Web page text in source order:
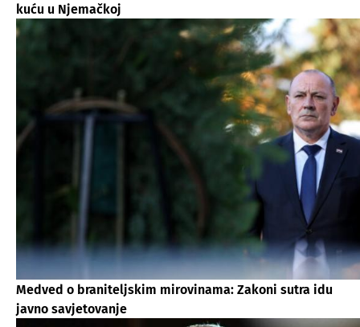
kuću u Njemačkoj
Medved o braniteljskim mirovinama: Zakoni sutra idu
javno savjetovanje